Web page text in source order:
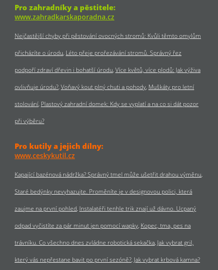
Pro zahradníky a pěstitele:
www.zahradkarskaporadna.cz
Nejčastější chyby při pěstování ovocných stromů: Kvůli těmto omylům
přicházíte o úrodu Léto přeje prořezávání stromů. Správný řez
podpoří zdraví dřevin i bohatší úrodu Více květů, více plodů: Jak výživa
ovlivňuje úrodu? Voňavý kout plný chuti a pohody Muškáty pro letní
stolování Plastový zahradní domek: Kdy se vyplatí a na co si dát pozor
při výběru?
Pro kutily a jejich dílny:
www.ceskykutil.cz
Kapající bazénová nádržka? Správný tmel může ušetřit drahou výměnu
Staré bedýnky nevyhazujte. Proměníte je v designovou polici, která
zaujme na první pohled Instalatéři tenhle trik znají už dávno. Ucpaný
odpad vyčistíte za pár minut jen pomocí wapky Kopec, tma, pes na
trávníku. Co všechno dnes zvládne robotická sekačka Jak vybrat gril,
který vás nepřestane bavit po první sezóně? Jak vybrat krbová kamna?